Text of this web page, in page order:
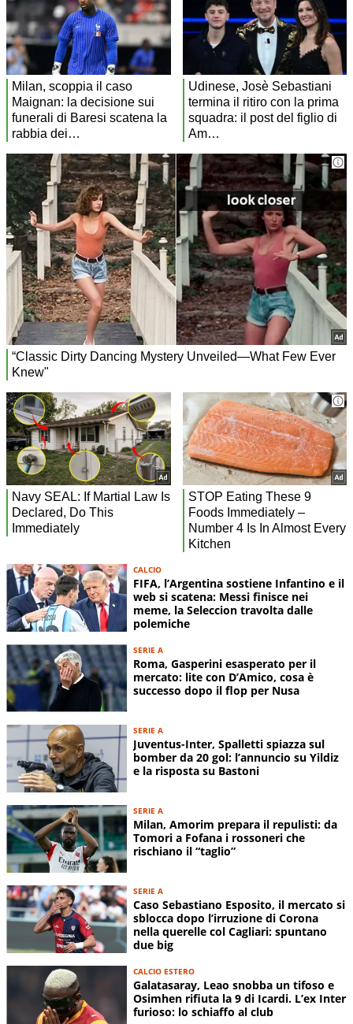
CALCIO
FIFA, l’Argentina sostiene Infantino e il
web si scatena: Messi finisce nei
meme, la Seleccion travolta dalle
polemiche
SERIE A
Roma, Gasperini esasperato per il
mercato: lite con D’Amico, cosa è
successo dopo il flop per Nusa
SERIE A
Juventus-Inter, Spalletti spiazza sul
bomber da 20 gol: l’annuncio su Yildiz
e la risposta su Bastoni
SERIE A
Milan, Amorim prepara il repulisti: da
Tomori a Fofana i rossoneri che
rischiano il “taglio”
SERIE A
Caso Sebastiano Esposito, il mercato si
sblocca dopo l’irruzione di Corona
nella querelle col Cagliari: spuntano
due big
CALCIO ESTERO
Galatasaray, Leao snobba un tifoso e
Osimhen rifiuta la 9 di Icardi. L’ex Inter
furioso: lo schiaffo al club